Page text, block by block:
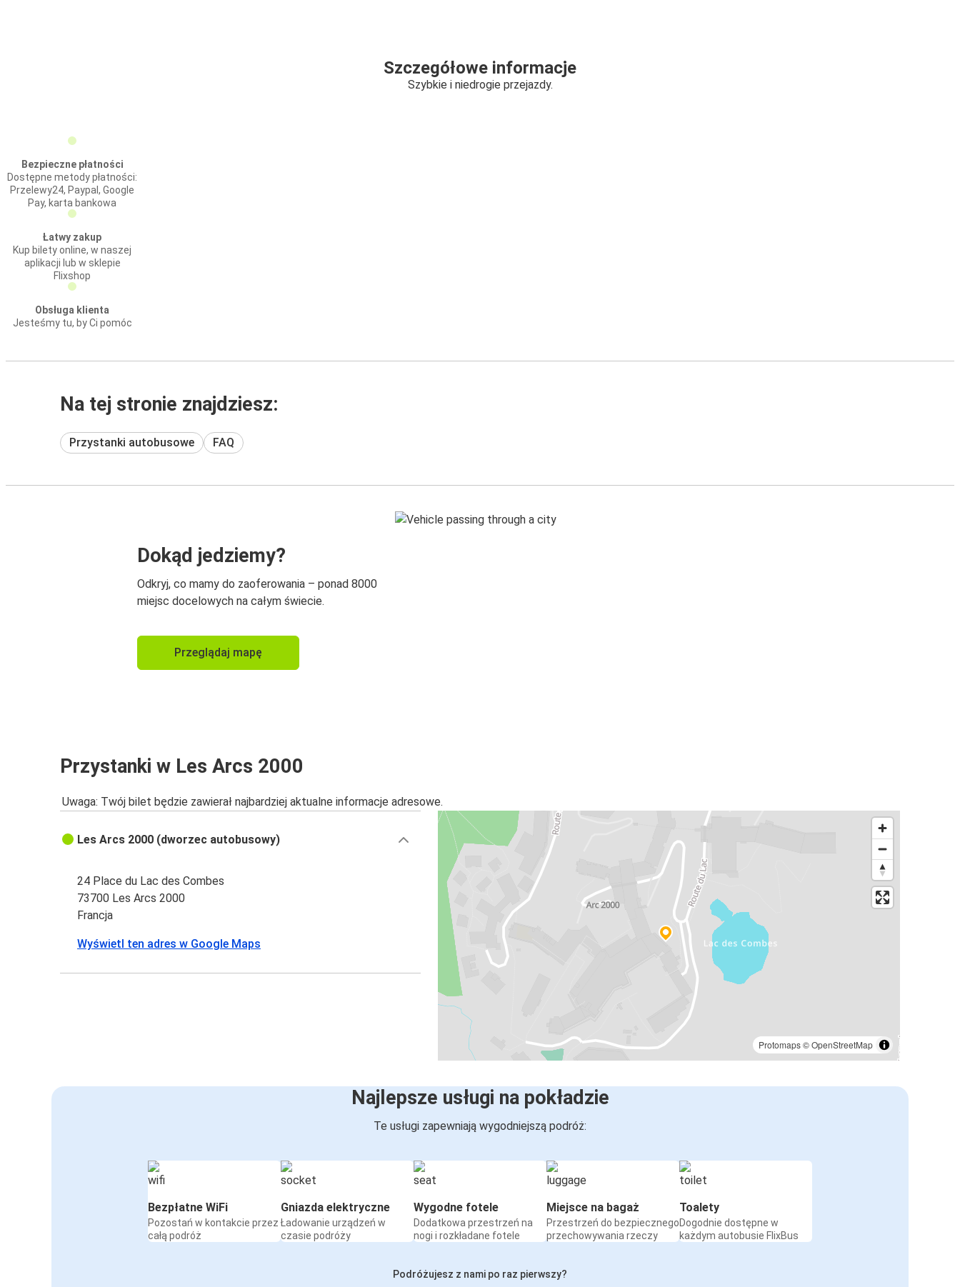
Szczegółowe informacje
Szybkie i niedrogie przejazdy.
Bezpieczne płatności
Dostępne metody płatności:
Przelewy24, Paypal, Google
Pay, karta bankowa
Łatwy zakup
Kup bilety online, w naszej
aplikacji lub w sklepie
Flixshop
Obsługa klienta
Jesteśmy tu, by Ci pomóc
Na tej stronie znajdziesz:
Przystanki autobusowe FAQ
Dokąd jedziemy?
Odkryj, co mamy do zaoferowania – ponad 8000
miejsc docelowych na całym świecie.
Przeglądaj mapę
Przystanki w Les Arcs 2000
Uwaga: Twój bilet będzie zawierał najbardziej aktualne informacje adresowe.
Protomaps©OpenStreetMap
Les Arcs 2000 (dworzec autobusowy)
24 Place du Lac des Combes
73700 Les Arcs 2000
Francja
Wyświetl ten adres w Google Maps
Najlepsze usługi na pokładzie
Te usługi zapewniają wygodniejszą podróż:
Bezpłatne WiFi
Pozostań w kontakcie przez
całą podróż
Gniazda elektryczne
Ładowanie urządzeń w
czasie podróży
Wygodne fotele
Dodatkowa przestrzeń na
nogi i rozkładane fotele
Miejsce na bagaż
Przestrzeń do bezpiecznego
przechowywania rzeczy
Toalety
Dogodnie dostępne w
każdym autobusie FlixBus
Podróżujesz z nami po raz pierwszy?